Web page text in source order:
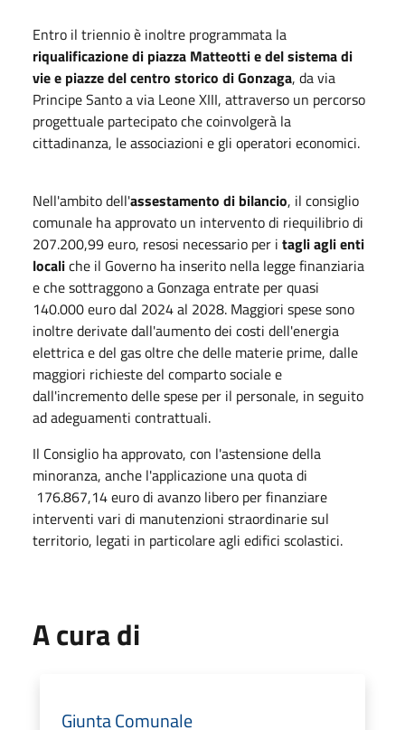
Entro il triennio è inoltre programmata la
riqualificazione di piazza Matteotti e del sistema di
vie e piazze del centro storico di Gonzaga, da via
Principe Santo a via Leone XIII, attraverso un percorso
progettuale partecipato che coinvolgerà la
cittadinanza, le associazioni e gli operatori economici.
Nell'ambito dell'assestamento di bilancio, il consiglio
comunale ha approvato un intervento di riequilibrio di
207.200,99 euro, resosi necessario per i tagli agli enti
localiche il Governo ha inserito nella legge finanziaria
e che sottraggono a Gonzaga entrate per quasi
140.000 euro dal 2024 al 2028. Maggiori spese sono
inoltre derivate dall'aumento dei costi dell'energia
elettrica e del gas oltre che delle materie prime, dalle
maggiori richieste del comparto sociale e
dall'incremento delle spese per il personale, in seguito
ad adeguamenti contrattuali.
Il Consiglio ha approvato, con l'astensione della
minoranza, anche l'applicazione una quota di
176.867,14 euro di avanzo libero per finanziare
interventi vari di manutenzioni straordinarie sul
territorio, legati in particolare agli edifici scolastici.
A cura di
Giunta Comunale